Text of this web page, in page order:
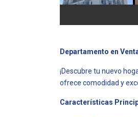
Departamento en
¡Descubre tu nuevo
ofrece comodidad y
Características